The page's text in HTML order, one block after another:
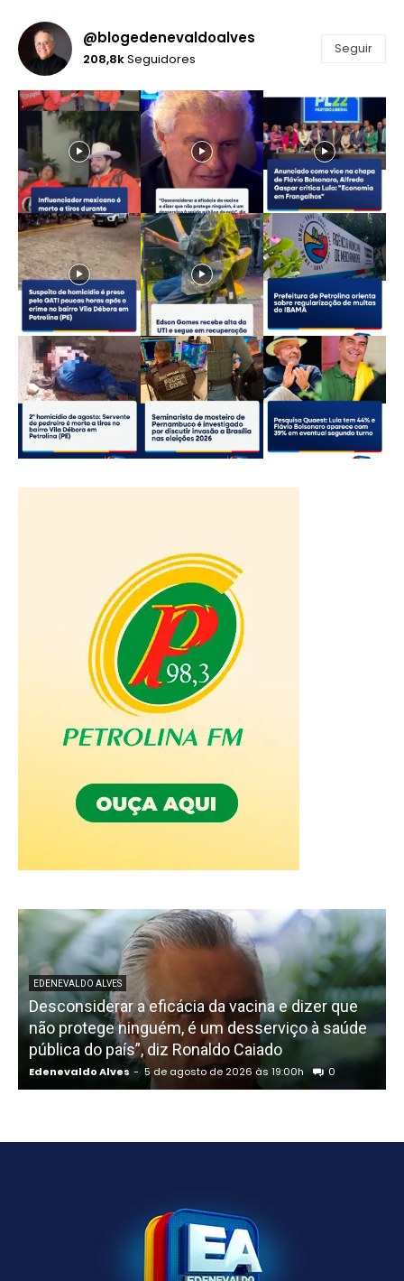
@blogedenevaldoalves
208,8kSeguidores
Seguir
EDENEVALDO ALVES
Desconsiderar a eficácia da vacina e dizer que
não protege ninguém, é um desserviço à saúde
pública do país”, diz Ronaldo Caiado
Edenevaldo Alves - 5 de agosto de 2026 às 19:00h 0